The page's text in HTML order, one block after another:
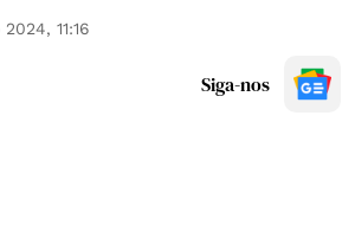
2024, 11:16
Siga-nos